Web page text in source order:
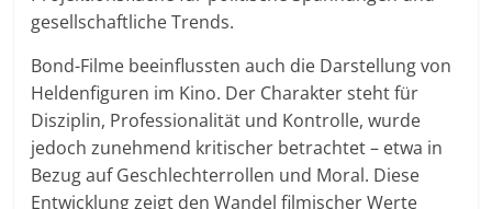
gesellschaftliche Trends.
Bond-Filme beeinflussten auch die Darstellung von
Heldenfiguren im Kino. Der Charakter steht für
Disziplin, Professionalität und Kontrolle, wurde
jedoch zunehmend kritischer betrachtet – etwa in
Bezug auf Geschlechterrollen und Moral. Diese
Entwicklung zeigt den Wandel filmischer Werte